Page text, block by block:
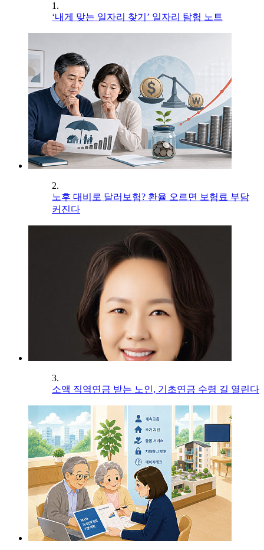
1.
‘내게 맞는 일자리 찾기’ 일자리 탐험 노트
2.
노후 대비로 달러보험? 환율 오르면 보험료 부담
커진다
3.
소액 직역연금 받는 노인, 기초연금 수령 길 열린다